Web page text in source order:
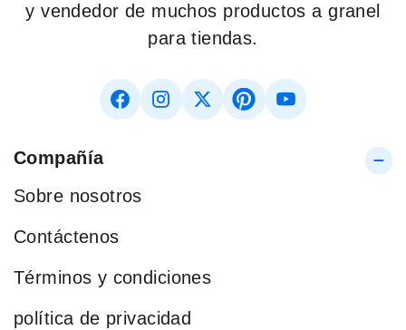
y vendedor de muchos productos a granel
para tiendas.
Compañía
Sobre nosotros
Contáctenos
Términos y condiciones
política de privacidad